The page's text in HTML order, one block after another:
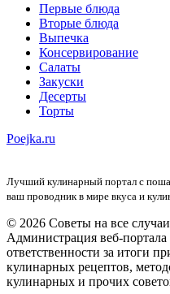
Первые блюда
Вторые блюда
Выпечка
Консервирование
Салаты
Закуски
Десерты
Торты
Poejka.ru
Лучший кулинарный портал с
ваш проводник в мире вкуса и
© 2026 Советы на все
Администрация веб-портала
ответственности за итоги
кулинарных рецептов,
кулинарных и прочих